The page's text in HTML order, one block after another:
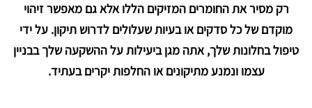
רק מסיר את החומרים המזיקים הללו אלא גם מאפשר זיהוי
מוקדם של כל סדקים או בעיות שעלולים לדרוש תיקון. על ידי
טיפול בחלונות שלך, אתה מגן ביעילות על ההשקעה שלך בבניין
עצמו ונמנע מתיקונים או החלפות יקרים בעתיד.